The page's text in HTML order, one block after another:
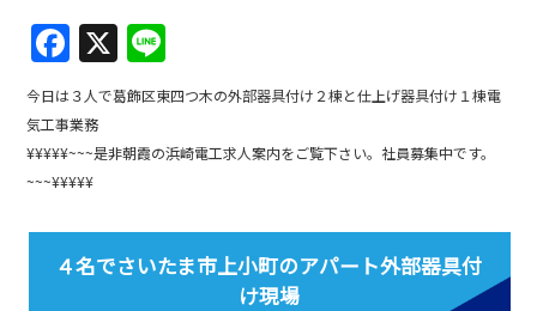
F
a
c
e
b
o
o
X
n
e
今日は３人で葛飾区東四つ木の外部器具付け２棟と仕上げ器具付け１棟電
気工事業務
¥¥¥¥¥~~~是非朝霞の浜崎電工求人案内をご覧下さい。社員募集中です。
~~~¥¥¥¥¥
４名でさいたま市上小町のアパート外部器具付
け現場